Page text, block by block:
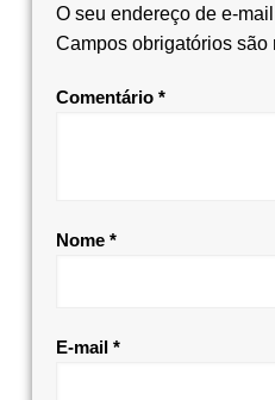
O seu endereço de e-
Campos obrigatórios são
Comentário *
Nome *
E-mail *